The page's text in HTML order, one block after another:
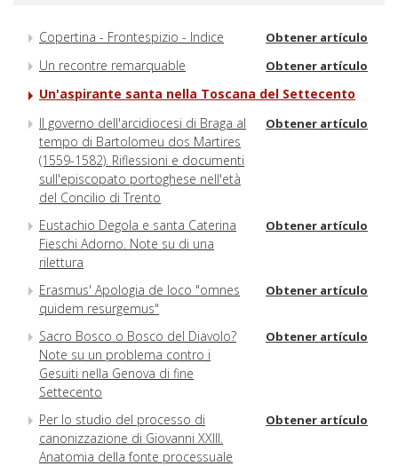
Copertina - Frontespizio - Indice Obtener artículo
Un recontre remarquable Obtener artículo
Un'aspirante santa nella Toscana del Settecento
Il governo dell'arcidiocesi di Braga al
tempo di Bartolomeu dos Martires
(1559-1582). Riflessioni e documenti
sull'episcopato portoghese nell'età
del Concilio di Trento
Obtener artículo
Eustachio Degola e santa Caterina
Fieschi Adorno. Note su di una
rilettura
Obtener artículo
Erasmus' Apologia de loco "omnes
quidem resurgemus"
Obtener artículo
Sacro Bosco o Bosco del Diavolo?
Note su un problema contro i
Gesuiti nella Genova di fine
Settecento
Obtener artículo
Per lo studio del processo di
canonizzazione di Giovanni XXIII.
Anatomia della fonte processuale
Obtener artículo